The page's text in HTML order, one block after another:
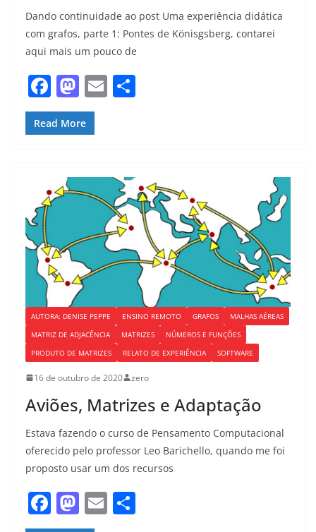
Dando continuidade ao post Uma experiência didática
com grafos, parte 1: Pontes de Könisgsberg, contarei
aqui mais um pouco de
F
a
c
o
k
M
a
st
d
o
E
Read More
AUTORA: DENISE PEPPE ENSINO REMOTO GRAFOS
MALHAS AÉREAS
MATRIZ DE ADJACÊNCIA
MATRIZES
NÚMEROS E FUNÇÕES
PRODUTO DE MATRIZES
RELATO DE EXPERIÊNCIA SOFTWARE
16 de outubro de 2020 zero
Aviões, Matrizes e Adaptação
Estava fazendo o curso de Pensamento Computacional
oferecido pelo professor Leo Barichello, quando me foi
proposto usar um dos recursos
F
a
M
a
E